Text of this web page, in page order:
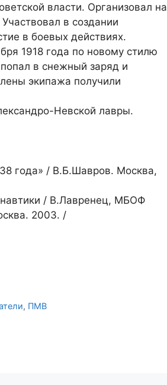
власти. Организовал на
в создании
в боевых действиях.
1918 года по новому стилю
в снежный заряд и
экипажа получили
Невской лавры.
года» / В.Б.Шавров. Москва,
/ В.Лавренец, МБОФ
2003. /
, ПМВ